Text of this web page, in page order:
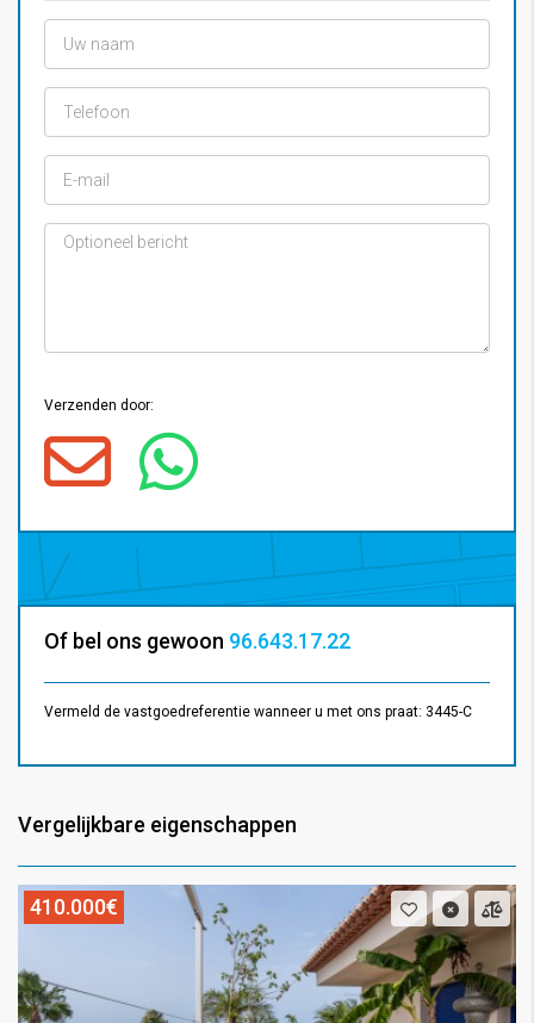
Verzenden door:
Of bel ons gewoon 96.643.17.22
Vermeld de vastgoedreferentie wanneer u met ons praat: 3445-C
Vergelijkbare eigenschappen
410.000€